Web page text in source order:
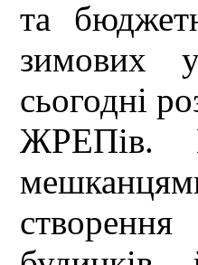
та
зимових
сьогодні
ЖРЕПів.